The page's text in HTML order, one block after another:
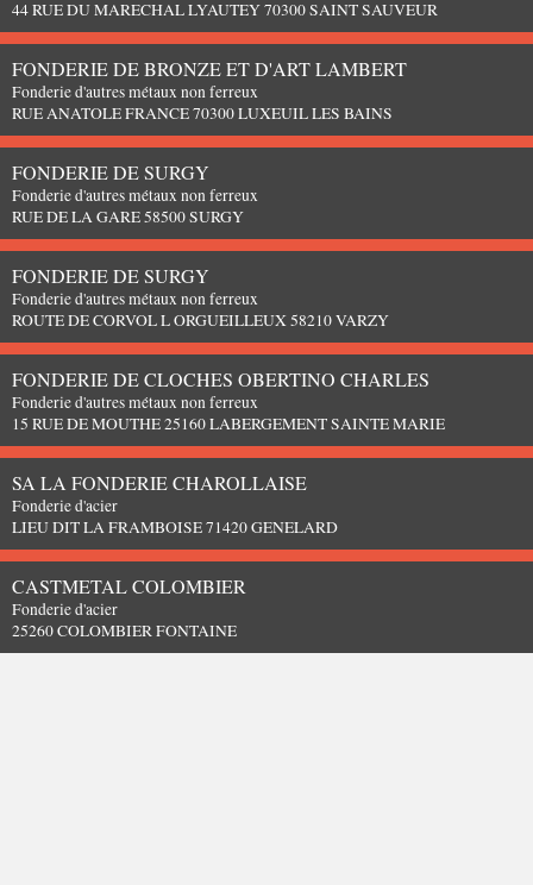
44 RUE DU MARECHAL LYAUTEY 70300 SAINT SAUVEUR
FONDERIE DE BRONZE ET D'ART LAMBERT
Fonderie d'autres métaux non ferreux
RUE ANATOLE FRANCE 70300 LUXEUIL LES BAINS
FONDERIE DE SURGY
Fonderie d'autres métaux non ferreux
RUE DE LA GARE 58500 SURGY
FONDERIE DE SURGY
Fonderie d'autres métaux non ferreux
ROUTE DE CORVOL L ORGUEILLEUX 58210 VARZY
FONDERIE DE CLOCHES OBERTINO CHARLES
Fonderie d'autres métaux non ferreux
15 RUE DE MOUTHE 25160 LABERGEMENT SAINTE MARIE
SA LA FONDERIE CHAROLLAISE
Fonderie d'acier
LIEU DIT LA FRAMBOISE 71420 GENELARD
CASTMETAL COLOMBIER
Fonderie d'acier
25260 COLOMBIER FONTAINE